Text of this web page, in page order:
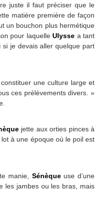
juste il faut préciser que le
matière première de façon
un bouchon plus hermétique
pour laquelleUlysse a tant
si je devais aller quelque part
une culture large et
ces prélèvements divers. »
jette aux orties pinces à
à une époque où le poil est
manie, Sénèqueuse d’une
les jambes ou les bras, mais